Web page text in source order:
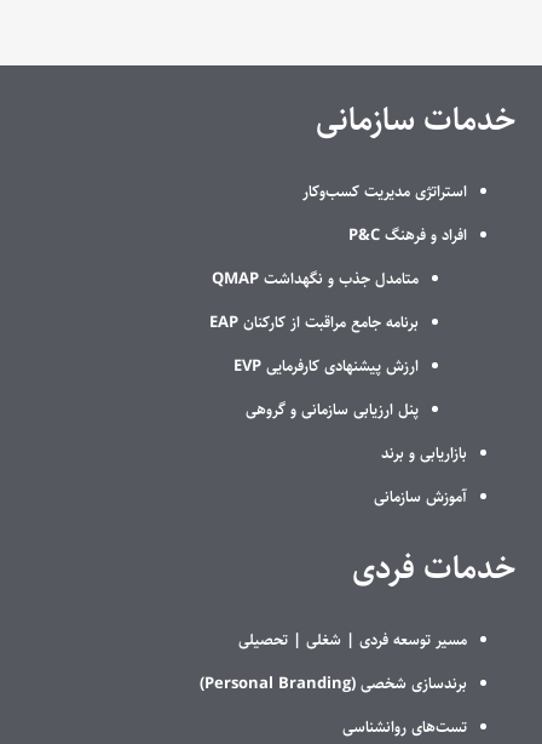
خدمات سازمانی
استراتژی مدیریت کسب‌وکار
افراد و فرهنگ P&C
متامدل جذب و نگهداشت QMAP
برنامه جامع مراقبت از کارکنان EAP
ارزش پیشنهادی کارفرمایی EVP
پنل ارزیابی سازمانی و گروهی
بازاریابی و برند
آموزش سازمانی
خدمات فردی
مسیر توسعه فردی | شغلی |تحصیلی
برندسازی شخصی (Personal Branding)
تست‌های روانشناسی